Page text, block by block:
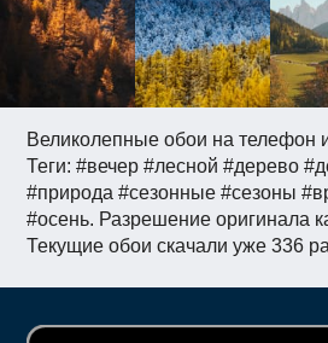
Великолепные обои на телефон
Теги: #вечер #лесной #дерево
#природа #сезонные #сезоны
#осень. Разрешение оригинала
Текущие обои скачали уже 336